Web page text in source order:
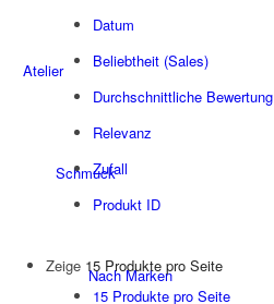
Atelier
Schmuck
Nach Marken
Datum
Beliebtheit (Sales)
Durchschnittliche Bewertung
Relevanz
Zufall
Produkt ID
Zeige 15 Produkte pro Seite
15 Produkte pro Seite